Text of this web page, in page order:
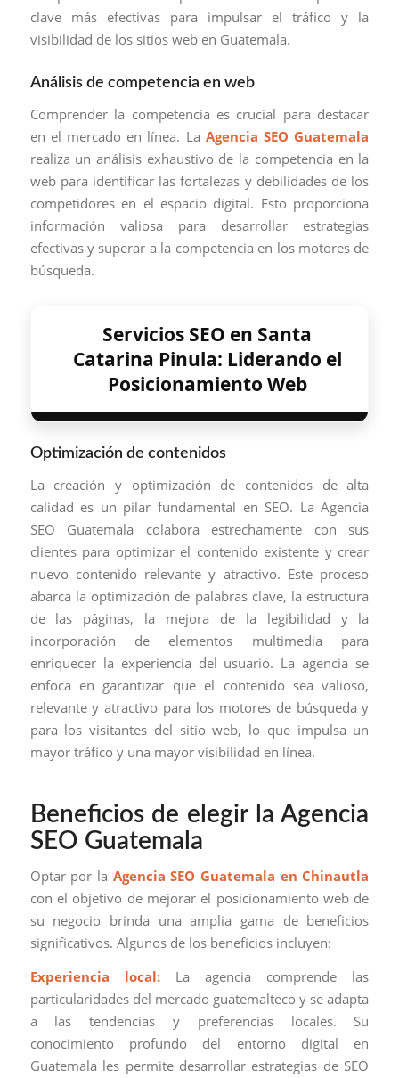
clave más efectivas para impulsar el tráfico y la
visibilidad de los sitios web en Guatemala.
Análisis de competencia en web
Comprender la competencia es crucial para destacar
en el mercado en línea. La Agencia SEO Guatemala
realiza un análisis exhaustivo de la competencia en la
web para identificar las fortalezas y debilidades de los
competidores en el espacio digital. Esto proporciona
información valiosa para desarrollar estrategias
efectivas y superar a la competencia en los motores de
búsqueda.
Servicios SEO en Santa
Catarina Pinula: Liderando el
Posicionamiento Web
Optimización de contenidos
La creación y optimización de contenidos de alta
calidad es un pilar fundamental en SEO. La Agencia
SEO Guatemala colabora estrechamente con sus
clientes para optimizar el contenido existente y crear
nuevo contenido relevante y atractivo. Este proceso
abarca la optimización de palabras clave, la estructura
de las páginas, la mejora de la legibilidad y la
incorporación de elementos multimedia para
enriquecer la experiencia del usuario. La agencia se
enfoca en garantizar que el contenido sea valioso,
relevante y atractivo para los motores de búsqueda y
para los visitantes del sitio web, lo que impulsa un
mayor tráfico y una mayor visibilidad en línea.
Beneficios de elegir la Agencia
SEO Guatemala
Optar por la Agencia SEO Guatemala en Chinautla
con el objetivo de mejorar el posicionamiento web de
su negocio brinda una amplia gama de beneficios
significativos. Algunos de los beneficios incluyen:
Experiencia local:La agencia comprende las
particularidades del mercado guatemalteco y se adapta
a las tendencias y preferencias locales. Su
conocimiento profundo del entorno digital en
Guatemala les permite desarrollar estrategias de SEO